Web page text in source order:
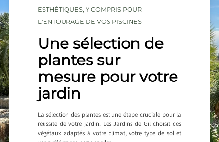
ESTHÉTIQUES, Y COMPRIS POUR
L'ENTOURAGE DE VOS PISCINES
Une sélection de
plantes sur
mesure pour votre
jardin
La sélection des plantes est une étape cruciale pour la
réussite de votre jardin. Les Jardins de Gil choisit des
végétaux adaptés à votre climat, votre type de sol et